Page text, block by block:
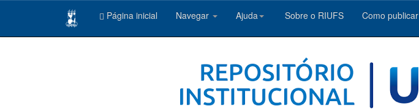
Página inicial Navegar Ajuda Sobre o RIUFS Como publicar